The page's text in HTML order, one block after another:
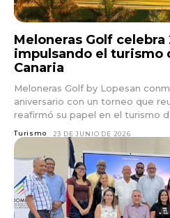
Meloneras Golf celebra
impulsando el turismo
Canaria
Meloneras Golf by Lopesan
aniversario con un torneo que
reafirmó su papel en el turismo
Turismo 23 DE JUNIO DE 2026